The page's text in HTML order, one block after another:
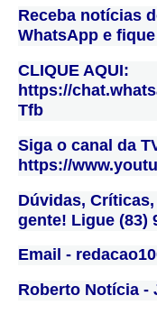
Receba notícias
WhatsApp e
CLIQUE AQUI:
https://
Tfb
Siga o canal da
https://
Dúvidas,
gente! Ligue (83)
Email -
Roberto Notícia -